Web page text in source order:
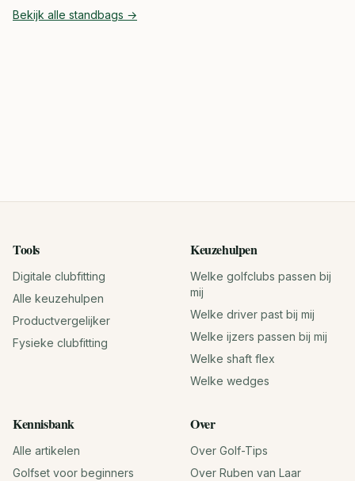
Bekijk alle standbags →
Tools
Digitale clubfitting
Alle keuzehulpen
Productvergelijker
Fysieke clubfitting
Keuzehulpen
Welke golfclubs passen bij
mij
Welke driver past bij mij
Welke ijzers passen bij mij
Welke shaft flex
Welke wedges
Kennisbank
Alle artikelen
Golfset voor beginners
Over
Over Golf-Tips
Over Ruben van Laar